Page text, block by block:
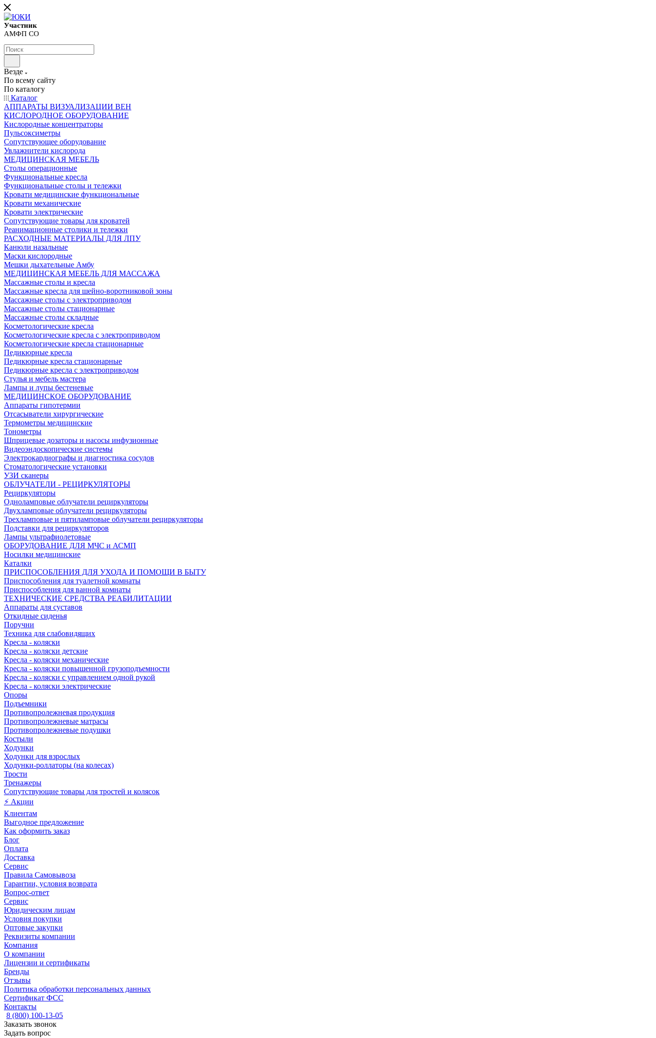
Участник
АМФП СО
Везде
По всему сайту
По каталогу
Каталог
АППАРАТЫ ВИЗУАЛИЗАЦИИ ВЕН
КИСЛОРОДНОЕ ОБОРУДОВАНИЕ
Кислородные концентраторы
Пульсоксиметры
Сопутствующее оборудование
Увлажнители кислорода
МЕДИЦИНСКАЯ МЕБЕЛЬ
Столы операционные
Функциональные кресла
Функциональные столы и тележки
Кровати медицинские функциональные
Кровати механические
Кровати электрические
Сопутствующие товары для кроватей
Реанимационные столики и тележки
РАСХОДНЫЕ МАТЕРИАЛЫ ДЛЯ ЛПУ
Канюли назальные
Маски кислородные
Мешки дыхательные Амбу
МЕДИЦИНСКАЯ МЕБЕЛЬ ДЛЯ МАССАЖА
Массажные столы и кресла
Массажные кресла для шейно-воротниковой зоны
Массажные столы с электроприводом
Массажные столы стационарные
Массажные столы складные
Косметологические кресла
Косметологические кресла с электроприводом
Косметологические кресла стационарные
Педикюрные кресла
Педикюрные кресла стационарные
Педикюрные кресла с электроприводом
Стулья и мебель мастера
Лампы и лупы бестеневые
МЕДИЦИНСКОЕ ОБОРУДОВАНИЕ
Аппараты гипотермии
Отсасыватели хирургические
Термометры медицинские
Тонометры
Шприцевые дозаторы и насосы инфузионные
Видеоэндоскопические системы
Электрокардиографы и диагностика сосудов
Стоматологические установки
УЗИ сканеры
ОБЛУЧАТЕЛИ - РЕЦИРКУЛЯТОРЫ
Рециркуляторы
Одноламповые облучатели рециркуляторы
Двухламповые облучатели рециркуляторы
Трехламповые и пятиламповые облучатели рециркуляторы
Подставки для рециркуляторов
Лампы ультрафиолетовые
ОБОРУДОВАНИЕ ДЛЯ МЧС и АСМП
Носилки медицинские
Каталки
ПРИСПОСОБЛЕНИЯ ДЛЯ УХОДА И ПОМОЩИ В БЫТУ
Приспособления для туалетной комнаты
Приспособления для ванной комнаты
ТЕХНИЧЕСКИЕ СРЕДСТВА РЕАБИЛИТАЦИИ
Аппараты для суставов
Откидные сиденья
Поручни
Техника для слабовидящих
Кресла - коляски
Кресла - коляски детские
Кресла - коляски механические
Кресла - коляски повышенной грузоподъемности
Кресла - коляски с управлением одной рукой
Кресла - коляски электрические
Опоры
Подъемники
Противопролежневая продукция
Противопролежневые матрасы
Противопролежневые подушки
Костыли
Ходунки
Ходунки для взрослых
Ходунки-роллаторы (на колесах)
Трости
Тренажеры
Сопутствующие товары для тростей и колясок
⚡ Акции
Клиентам
Выгодное предложение
Как оформить заказ
Блог
Оплата
Доставка
Сервис
Правила Самовывоза
Гарантии, условия возврата
Вопрос-ответ
Сервис
Юридическим лицам
Условия покупки
Оптовые закупки
Реквизиты компании
Компания
О компании
Лицензии и сертификаты
Бренды
Отзывы
Политика обработки персональных данных
Сертификат ФСС
Контакты
8 (800) 100-13-05
Заказать звонок
Задать вопрос